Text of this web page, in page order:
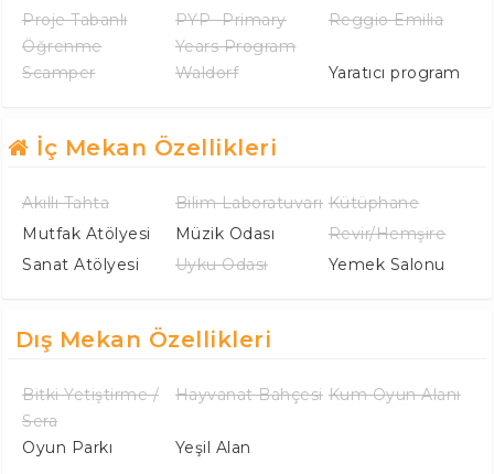
Proje Tabanlı
Öğrenme
PYP -Primary
Years Program
Reggio Emilia
Scamper Waldorf Yaratıcı program
İç Mekan Özellikleri
Akıllı Tahta Bilim Laboratuvarı Kütüphane
Mutfak Atölyesi
Müzik Odası
Revir/Hemşire
Sanat Atölyesi
Uyku Odası Yemek Salonu
Dış Mekan Özellikleri
Bitki Yetiştirme /
Sera
Hayvanat Bahçesi Kum Oyun Alanı
Oyun Parkı Yeşil Alan